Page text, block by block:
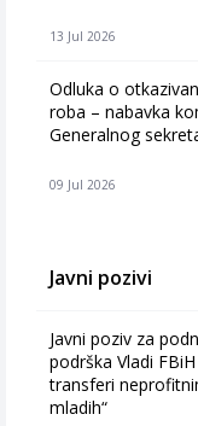
13 Jul 2026
Odluka o
roba – nabavka
Generalnog
09 Jul 2026
Javni pozivi
Javni poziv za
podrška Vladi
transferi
mladih“